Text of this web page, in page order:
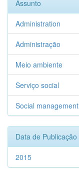
Assunto
Administration
Administração
Meio ambiente
Serviço social
Social management
Data de Publicação
2015